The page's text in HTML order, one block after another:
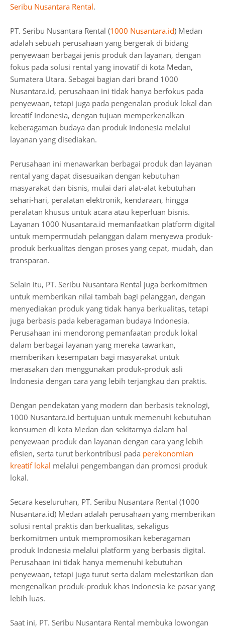
Seribu Nusantara Rental.
PT. Seribu Nusantara Rental (1000 Nusantara.id) Medan
adalah sebuah perusahaan yang bergerak di bidang
penyewaan berbagai jenis produk dan layanan, dengan
fokus pada solusi rental yang inovatif di kota Medan,
Sumatera Utara. Sebagai bagian dari brand 1000
Nusantara.id, perusahaan ini tidak hanya berfokus pada
penyewaan, tetapi juga pada pengenalan produk lokal dan
kreatif Indonesia, dengan tujuan memperkenalkan
keberagaman budaya dan produk Indonesia melalui
layanan yang disediakan.
Perusahaan ini menawarkan berbagai produk dan layanan
rental yang dapat disesuaikan dengan kebutuhan
masyarakat dan bisnis, mulai dari alat-alat kebutuhan
sehari-hari, peralatan elektronik, kendaraan, hingga
peralatan khusus untuk acara atau keperluan bisnis.
Layanan 1000 Nusantara.id memanfaatkan platform digital
untuk mempermudah pelanggan dalam menyewa produk-
produk berkualitas dengan proses yang cepat, mudah, dan
transparan.
Selain itu, PT. Seribu Nusantara Rental juga berkomitmen
untuk memberikan nilai tambah bagi pelanggan, dengan
menyediakan produk yang tidak hanya berkualitas, tetapi
juga berbasis pada keberagaman budaya Indonesia.
Perusahaan ini mendorong pemanfaatan produk lokal
dalam berbagai layanan yang mereka tawarkan,
memberikan kesempatan bagi masyarakat untuk
merasakan dan menggunakan produk-produk asli
Indonesia dengan cara yang lebih terjangkau dan praktis.
Dengan pendekatan yang modern dan berbasis teknologi,
1000 Nusantara.id bertujuan untuk memenuhi kebutuhan
konsumen di kota Medan dan sekitarnya dalam hal
penyewaan produk dan layanan dengan cara yang lebih
efisien, serta turut berkontribusi pada perekonomian
kreatif lokal melalui pengembangan dan promosi produk
lokal.
Secara keseluruhan, PT. Seribu Nusantara Rental (1000
Nusantara.id) Medan adalah perusahaan yang memberikan
solusi rental praktis dan berkualitas, sekaligus
berkomitmen untuk mempromosikan keberagaman
produk Indonesia melalui platform yang berbasis digital.
Perusahaan ini tidak hanya memenuhi kebutuhan
penyewaan, tetapi juga turut serta dalam melestarikan dan
mengenalkan produk-produk khas Indonesia ke pasar yang
lebih luas.
Saat ini, PT. Seribu Nusantara Rental membuka lowongan